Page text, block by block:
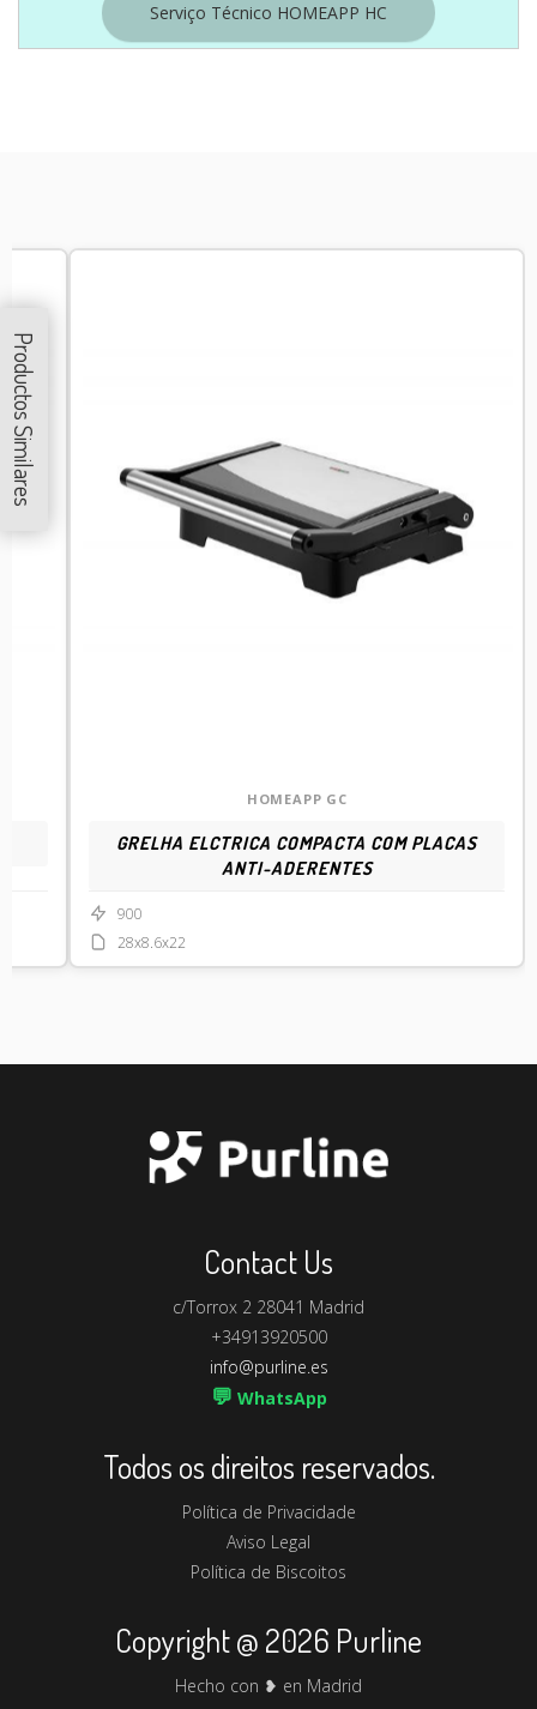
Serviço Técnico HOMEAPP HC
Productos Similares
HOMEAPP GC
GRELHA ELCTRICA COMPACTA COM PLACAS
ANTI-ADERENTES
900
28x8.6x22
Contact Us
c/Torrox 2 28041 Madrid
+34913920500
info@purline.es
💬 WhatsApp
Todos os direitos reservados.
Política de Privacidade
Aviso Legal
Política de Biscoitos
Copyright @ 2026 Purline
Hecho con ❥ en Madrid